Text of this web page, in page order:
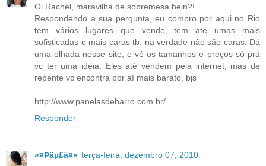
Oi Rachel, maravilha de sobremesa hein?!.
Respondendo a sua pergunta, eu compro por aqui no Rio
tem vários lugares que vende, tem até umas mais
sofisticadas e mais caras tb, na verdade não são caras. Dá
uma olhada nesse site, e vê os tamanhos e preços só prá
vc ter uma idéia. Eles até vendem pela internet, mas de
repente vc encontra por aí mais barato, bjs
http://www.panelasdebarro.com.br/
Responder
»¤Þäµ£ä¤« terça-feira, dezembro 07, 2010